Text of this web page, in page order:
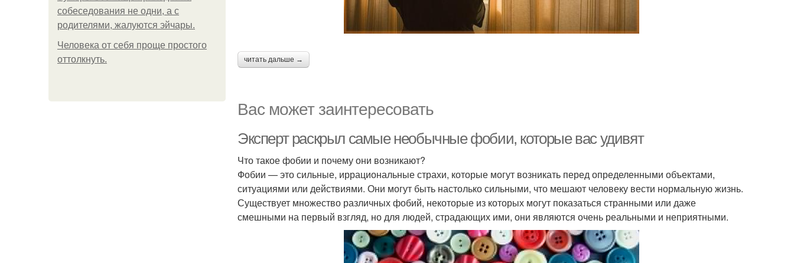
собеседования не одни, а с
родителями, жалуются эйчары.
Человека от себя проще простого
оттолкнуть.
читать дальше →
Вас может заинтересовать
Эксперт раскрыл самые необычные фобии, которые вас удивят
Что такое фобии и почему они возникают?
Фобии — это сильные, иррациональные страхи, которые могут возникать перед определенными объектами,
ситуациями или действиями. Они могут быть настолько сильными, что мешают человеку вести нормальную жизнь.
Существует множество различных фобий, некоторые из которых могут показаться странными или даже
смешными на первый взгляд, но для людей, страдающих ими, они являются очень реальными и неприятными.